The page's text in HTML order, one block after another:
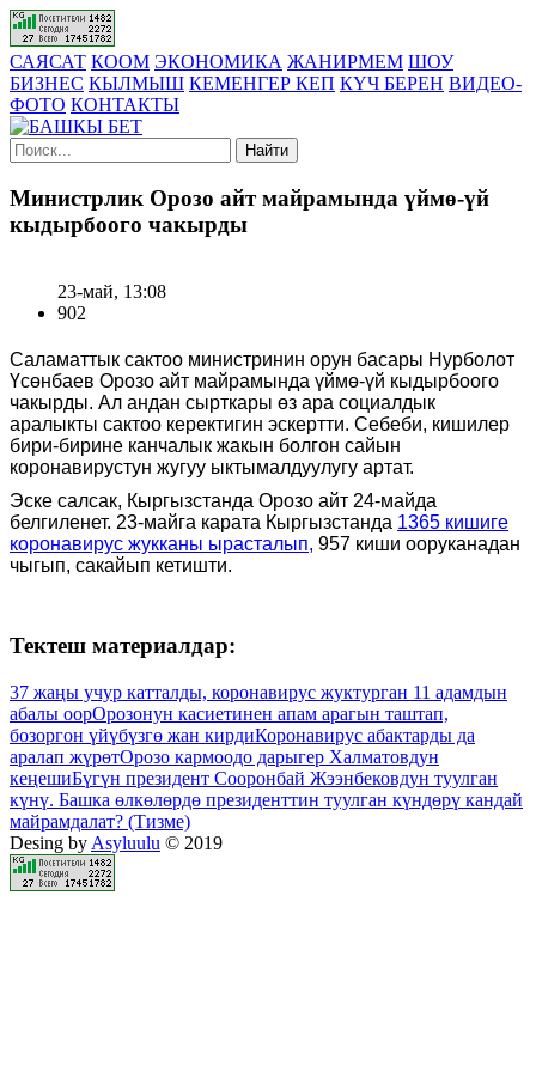
САЯСАТ КООМ ЭКОНОМИКА ЖАНИРМЕМ ШОУ
БИЗНЕС КЫЛМЫШ КЕМЕНГЕР КЕП КҮЧ БЕРЕН ВИДЕО-
ФОТО КОНТАКТЫ
Найти
Министрлик Орозо айт майрамында үймө-үй
кыдырбоого чакырды
23-май, 13:08
902
Саламаттык сактоо министринин орун басары Нурболот
Үсөнбаев Орозо айт майрамында үймө-үй кыдырбоого
чакырды. Ал андан сырткары өз ара социалдык
аралыкты сактоо керектигин эскертти. Себеби, кишилер
бири-бирине канчалык жакын болгон сайын
коронавирустун жугуу ыктымалдуулугу артат.
Эске салсак, Кыргызстанда Орозо айт 24-майда
белгиленет. 23-майга карата Кыргызстанда 1365 кишиге
коронавирус жукканы ырасталып, 957 киши ооруканадан
чыгып, сакайып кетишти.
Тектеш материалдар:
37 жаңы учур катталды, коронавирус жуктурган 11 адамдын
абалы оорОрозонун касиетинен апам арагын таштап,
бозоргон үйүбүзгө жан кирдиКоронавирус абактарды да
аралап жүрөтОрозо кармоодо дарыгер Халматовдун
кеңешиБүгүн президент Сооронбай Жээнбековдун туулган
күнү. Башка өлкөлөрдө президенттин туулган күндөрү кандай
майрамдалат? (Тизме)
Desing by Asyluulu © 2019